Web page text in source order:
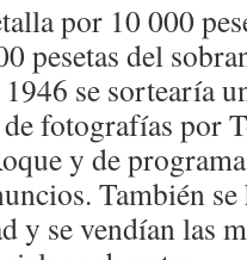
por 10 000
pesetas del
se sortearía
fotografías por
y de
También
y se vendían las